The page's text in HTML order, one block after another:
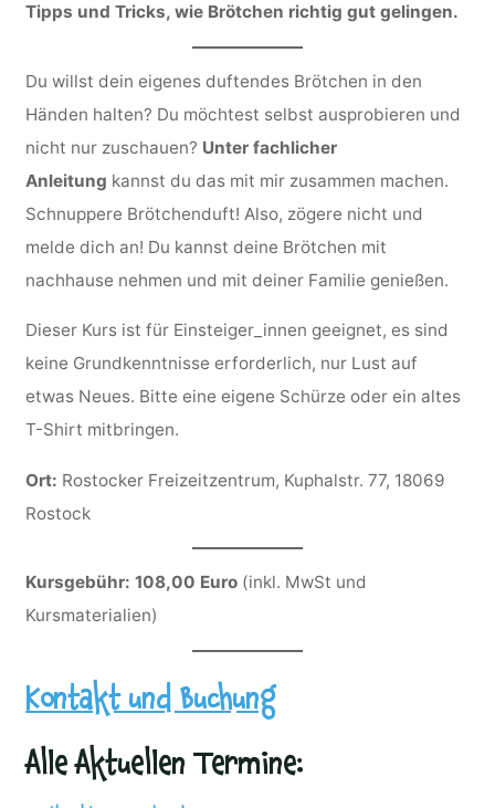
Tipps und Tricks, wie Brötchen richtig gut gelingen.
Du willst dein eigenes duftendes Brötchen in den
Händen halten? Du möchtest selbst ausprobieren und
nicht nur zuschauen? Unter fachlicher
Anleitung kannst du das mit mir zusammen machen.
Schnuppere Brötchenduft! Also, zögere nicht und
melde dich an! Du kannst deine Brötchen mit
nachhause nehmen und mit deiner Familie genießen.
Dieser Kurs ist für Einsteiger_innen geeignet, es sind
keine Grundkenntnisse erforderlich, nur Lust auf
etwas Neues. Bitte eine eigene Schürze oder ein altes
T-Shirt mitbringen.
Ort: Rostocker Freizeitzentrum, Kuphalstr. 77, 18069
Rostock
Kursgebühr: 108,00 Euro (inkl. MwSt und
Kursmaterialien)
Kontakt und Buchung
Alle Aktuellen Termine: